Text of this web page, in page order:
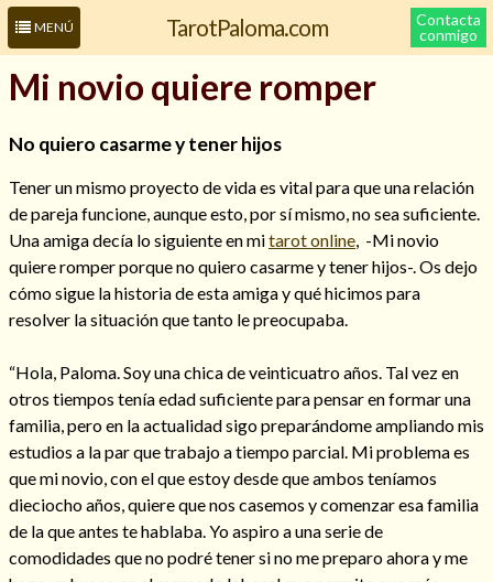
MENÚ TarotPaloma.com
Contacta
conmigo
Leer más sobre mí
Mi novio quiere romper
No quiero casarme y tener hijos
Tener un mismo proyecto de vida es vital para que una relación
de pareja funcione, aunque esto, por sí mismo, no sea suficiente.
Una amiga decía lo siguiente en mitarot online , -Mi novio
quiere romper porque no quiero casarme y tener hijos-. Os dejo
cómo sigue la historia de esta amiga y qué hicimos para
resolver la situación que tanto le preocupaba.
“Hola, Paloma. Soy una chica de veinticuatro años. Tal vez en
otros tiempos tenía edad suficiente para pensar en formar una
familia, pero en la actualidad sigo preparándome ampliando mis
estudios a la par que trabajo a tiempo parcial. Mi problema es
que mi novio, con el que estoy desde que ambos teníamos
dieciocho años, quiere que nos casemos y comenzar esa familia
de la que antes te hablaba. Yo aspiro a una serie de
comodidades que no podré tener si no me preparo ahora y me